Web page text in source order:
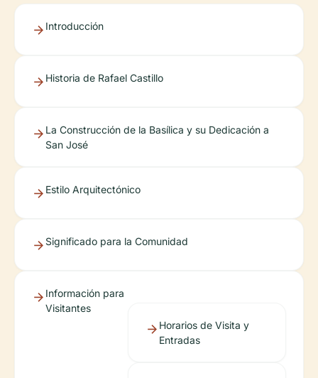
Introducción
Historia de Rafael Castillo
La Construcción de la Basílica y su Dedicación a
San José
Estilo Arquitectónico
Significado para la Comunidad
Información para
Visitantes
Horarios de Visita y
Entradas